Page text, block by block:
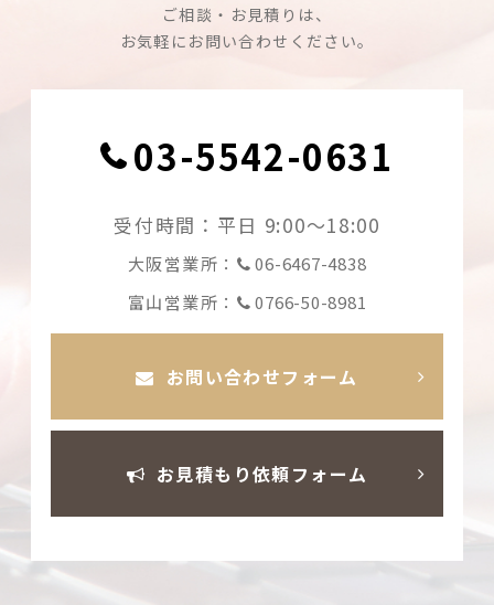
ご相談・お見積りは、
お気軽にお問い合わせください。
03-5542-0631
受付時間：平日 9:00〜18:00
大阪営業所：
06-6467-4838
富山営業所：
0766-50-8981
お問い合わせフォーム
お見積もり依頼フォーム